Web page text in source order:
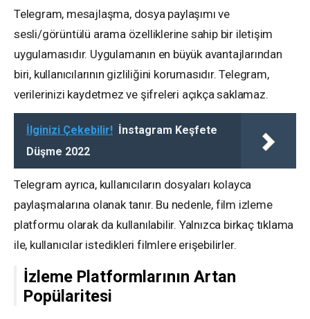
Telegram, mesajlaşma, dosya paylaşımı ve
sesli/görüntülü arama özelliklerine sahip bir iletişim
uygulamasıdır. Uygulamanın en büyük avantajlarından
biri, kullanıcılarının gizliliğini korumasıdır. Telegram,
verilerinizi kaydetmez ve şifreleri açıkça saklamaz.
İlginizi Çekebilir! İnstagram Keşfete
Düşme 2022
Telegram ayrıca, kullanıcıların dosyaları kolayca
paylaşmalarına olanak tanır. Bu nedenle, film izleme
platformu olarak da kullanılabilir. Yalnızca birkaç tıklama
ile, kullanıcılar istedikleri filmlere erişebilirler.
İzleme Platformlarının Artan
Popülaritesi